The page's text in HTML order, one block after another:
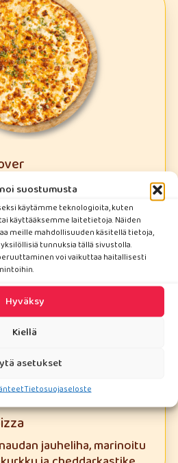
suostumusta
käytämme teknologioita, kuten
käyttääksemme laitetietoja. Näiden
meille mahdollisuuden käsitellä tietoja,
tunnuksia tällä sivustolla.
voi vaikuttaa haitallisesti
Hyväksy
Kiellä
asetukset
Tietosuojaseloste
vuohenjuusto, Aura-
halkaisija 28cm)
UUTUUS
jauheliha, marinoitu